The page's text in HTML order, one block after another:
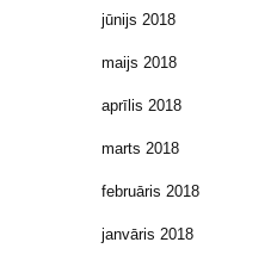
jūnijs 2018
maijs 2018
aprīlis 2018
marts 2018
februāris 2018
janvāris 2018